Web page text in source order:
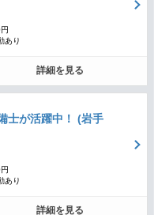
あり
詳細を見る
士が活躍中！ (岩手
あり
詳細を見る